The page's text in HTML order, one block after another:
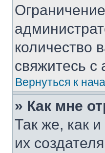
количество
свяжитесь
Вернуться к
» Как мне
Так же, как
их